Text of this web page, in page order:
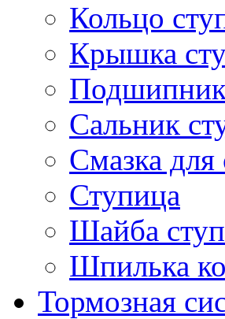
Кольцо
Крышка
Сальник
Смазка для
Ступица
Шайба
Шпилька
Тормозная